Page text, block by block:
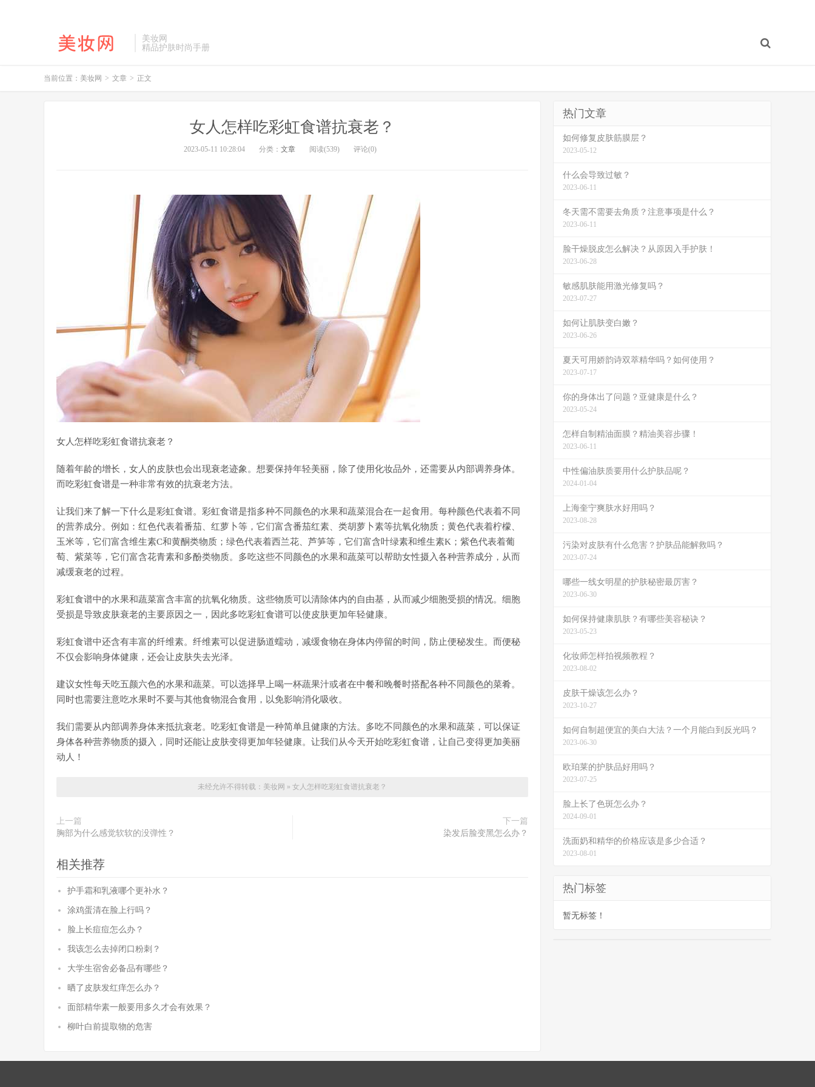
美妆网
精品护肤时尚手册
当前位置： 美妆网 > 文章 > 正文
女人怎样吃彩虹食谱抗衰老？
2023-05-11 10:28:04 分类： 文章 阅读(539) 评论(0)
女人怎样吃彩虹食谱抗衰老？
随着年龄的增长，女人的皮肤也会出现衰老迹象。想要保持年轻美丽，除了使用化妆品外，还需要从内部调养身体。
而吃彩虹食谱是一种非常有效的抗衰老方法。
让我们来了解一下什么是彩虹食谱。彩虹食谱是指多种不同颜色的水果和蔬菜混合在一起食用。每种颜色代表着不同
的营养成分。例如：红色代表着番茄、红萝卜等，它们富含番茄红素、类胡萝卜素等抗氧化物质；黄色代表着柠檬、
玉米等，它们富含维生素C和黄酮类物质；绿色代表着西兰花、芦笋等，它们富含叶绿素和维生素K；紫色代表着葡
萄、紫菜等，它们富含花青素和多酚类物质。多吃这些不同颜色的水果和蔬菜可以帮助女性摄入各种营养成分，从而
减缓衰老的过程。
彩虹食谱中的水果和蔬菜富含丰富的抗氧化物质。这些物质可以清除体内的自由基，从而减少细胞受损的情况。细胞
受损是导致皮肤衰老的主要原因之一，因此多吃彩虹食谱可以使皮肤更加年轻健康。
彩虹食谱中还含有丰富的纤维素。纤维素可以促进肠道蠕动，减缓食物在身体内停留的时间，防止便秘发生。而便秘
不仅会影响身体健康，还会让皮肤失去光泽。
建议女性每天吃五颜六色的水果和蔬菜。可以选择早上喝一杯蔬果汁或者在中餐和晚餐时搭配各种不同颜色的菜肴。
同时也需要注意吃水果时不要与其他食物混合食用，以免影响消化吸收。
我们需要从内部调养身体来抵抗衰老。吃彩虹食谱是一种简单且健康的方法。多吃不同颜色的水果和蔬菜，可以保证
身体各种营养物质的摄入，同时还能让皮肤变得更加年轻健康。让我们从今天开始吃彩虹食谱，让自己变得更加美丽
动人！
未经允许不得转载： 美妆网 » 女人怎样吃彩虹食谱抗衰老？
上一篇
胸部为什么感觉软软的没弹性？
下一篇
染发后脸变黑怎么办？
相关推荐
护手霜和乳液哪个更补水？
涂鸡蛋清在脸上行吗？
脸上长痘痘怎么办？
我该怎么去掉闭口粉刺？
大学生宿舍必备品有哪些？
晒了皮肤发红痒怎么办？
面部精华素一般要用多久才会有效果？
柳叶白前提取物的危害
热门文章
如何修复皮肤筋膜层？
2023-05-12
什么会导致过敏？
2023-06-11
冬天需不需要去角质？注意事项是什么？
2023-06-11
脸干燥脱皮怎么解决？从原因入手护肤！
2023-06-28
敏感肌肤能用激光修复吗？
2023-07-27
如何让肌肤变白嫩？
2023-06-26
夏天可用娇韵诗双萃精华吗？如何使用？
2023-07-17
你的身体出了问题？亚健康是什么？
2023-05-24
怎样自制精油面膜？精油美容步骤！
2023-06-11
中性偏油肤质要用什么护肤品呢？
2024-01-04
上海奎宁爽肤水好用吗？
2023-08-28
污染对皮肤有什么危害？护肤品能解救吗？
2023-07-24
哪些一线女明星的护肤秘密最厉害？
2023-06-30
如何保持健康肌肤？有哪些美容秘诀？
2023-05-23
化妆师怎样拍视频教程？
2023-08-02
皮肤干燥该怎么办？
2023-10-27
如何自制超便宜的美白大法？一个月能白到反光吗？
2023-06-30
欧珀莱的护肤品好用吗？
2023-07-25
脸上长了色斑怎么办？
2024-09-01
洗面奶和精华的价格应该是多少合适？
2023-08-01
热门标签
暂无标签！